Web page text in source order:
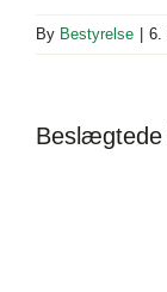
By Bestyrelse 6.